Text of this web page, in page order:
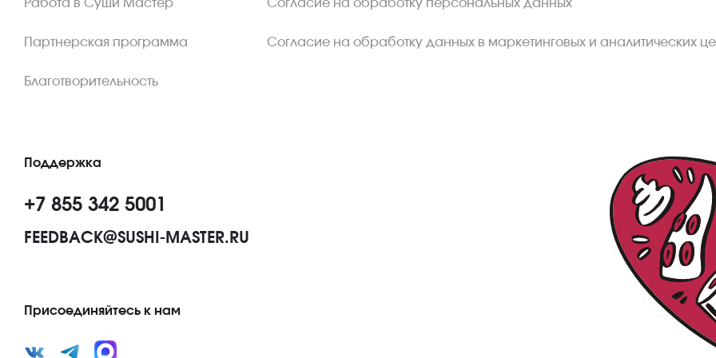
Работа в Суши Мастер
Партнерская программа
Благотворительность
Согласие на обработку персональных данных
Согласие на обработку данных в маркетинговых и аналитических
Поддержка
+7 855 342 5001
FEEDBACK@SUSHI-MASTER.RU
Присоединяйтесь к нам